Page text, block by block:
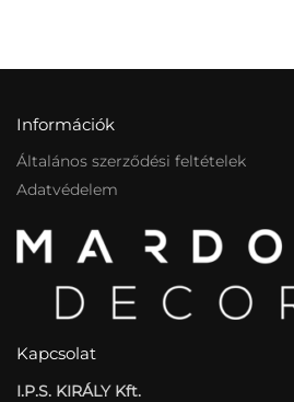
Információk
Általános szerződési feltételek
Adatvédelem
Kapcsolat
I.P.S. KIRÁLY Kft.